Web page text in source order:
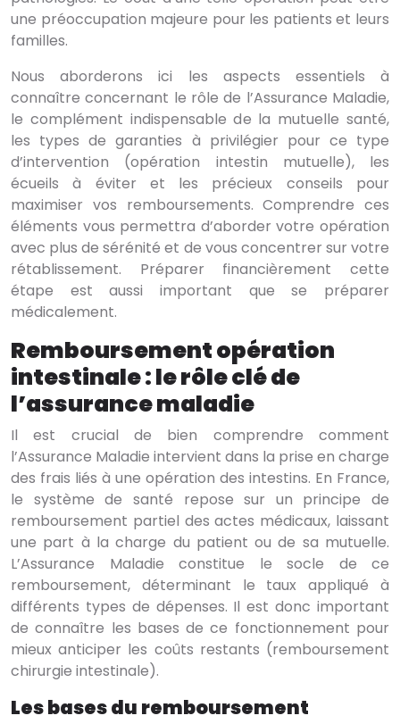
une préoccupation majeure pour les patients et leurs
familles.
Nous aborderons ici les aspects essentiels à
connaître concernant le rôle de l’Assurance Maladie,
le complément indispensable de la mutuelle santé,
les types de garanties à privilégier pour ce type
d’intervention (opération intestin mutuelle), les
écueils à éviter et les précieux conseils pour
maximiser vos remboursements. Comprendre ces
éléments vous permettra d’aborder votre opération
avec plus de sérénité et de vous concentrer sur votre
rétablissement. Préparer financièrement cette
étape est aussi important que se préparer
médicalement.
Remboursement opération
intestinale : le rôle clé de
l’assurance maladie
Il est crucial de bien comprendre comment
l’Assurance Maladie intervient dans la prise en charge
des frais liés à une opération des intestins. En France,
le système de santé repose sur un principe de
remboursement partiel des actes médicaux, laissant
une part à la charge du patient ou de sa mutuelle.
L’Assurance Maladie constitue le socle de ce
remboursement, déterminant le taux appliqué à
différents types de dépenses. Il est donc important
de connaître les bases de ce fonctionnement pour
mieux anticiper les coûts restants (remboursement
chirurgie intestinale).
Les bases du remboursement